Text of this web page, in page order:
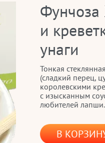
и
унаги
Тонкая
(сладкий перец,
королевскими
с изысканным
любителей лапши.
В